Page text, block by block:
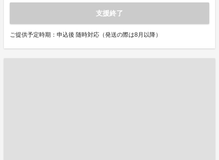
支援終了
ご提供予定時期：申込後 随時対応（発送の際は8月以降）